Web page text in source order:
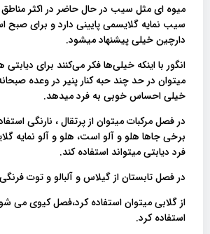
میوه ای مثل سیب در حال حاضر در اکثر مناطق
سیب نمایه گلایسمی پایینی دارد و برای صبح
دارچین خیلی پیشنهاد میشود.
انگور با اینکه خیلی‌ها فکر می‌کنند برای
میتوان در حد چند حبه کنار پنیر در وعده
خیلی احساس خوبی به فرد میدهد.
در فصل مرکبات میتوان از پرتقال ، نارنگی
برخی جاها هلو و آلو است، هلو و آلو نمایه
فرد دیابتی میتواند استفاده کند.
در فصل تابستان از گیلاس و آلبالو و توت
استفاده کرد.